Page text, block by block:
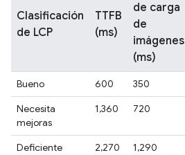
Clasificación
de LCP
TTFB
(ms)
de carga
de
imágenes
(ms)
Bueno 600 350
Necesita
mejoras
1,360 720
Deficiente 2,270 1,290